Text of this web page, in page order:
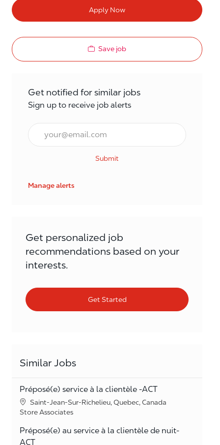
Apply Now
Save job
Get notified for similar jobs
Sign up to receive job alerts
Email*
Submit
Manage alerts
Get personalized job
recommendations based on your
interests.
Get Started
Similar Jobs
Préposé(e) service à la clientèle -ACT
Location
Saint-Jean-Sur-Richelieu, Quebec, Canada
Category
Store Associates
Préposé(e) au service à la clientèle de nuit-
ACT